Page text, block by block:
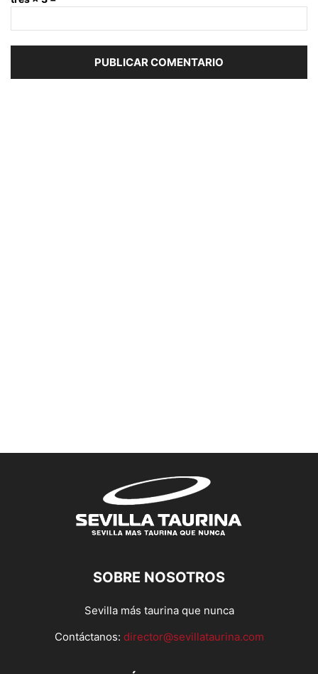
SOBRE NOSOTROS
Sevilla más taurina que nunca
Contáctanos: director@sevillataurina.com